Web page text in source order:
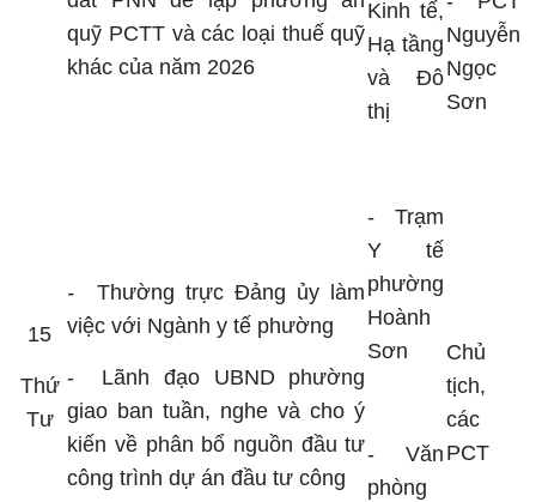
quỹ PCTT và các loại thuế quỹ
khác của năm 2026
Kinh tế,
Hạ tầng
và Đô
thị
Nguyễn
Ngọc
Sơn
15
Thứ
Tư
-
Thường trực Đảng ủy làm
việc với Ngành y tế phường
-
Lãnh đạo UBND phường
giao ban tuần, nghe và cho ý
kiến về phân bổ nguồn đầu tư
công trình dự án đầu tư công
- Trạm
Y tế
phường
Hoành
Sơn
-Văn
phòng
Chủ
tịch,
các
PCT